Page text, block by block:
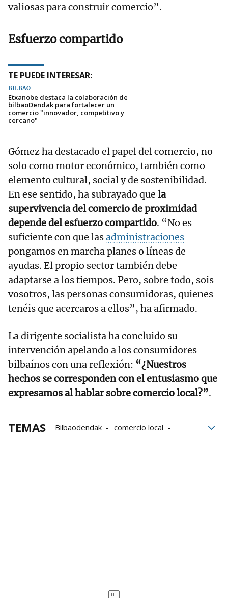
valiosas para construir comercio”.
Esfuerzo compartido
TE PUEDE INTERESAR:
BILBAO
Etxanobe destaca la colaboración de
bilbaoDendak para fortalecer un
comercio "innovador, competitivo y
cercano"
Gómez ha destacado el papel del comercio, no
solo como motor económico, también como
elemento cultural, social y de sostenibilidad.
En ese sentido, ha subrayado que la
supervivencia del comercio de proximidad
depende del esfuerzo compartido. “No es
suficiente con que lasadministraciones
pongamos en marcha planes o líneas de
ayudas. El propio sector también debe
adaptarse a los tiempos. Pero, sobre todo, sois
vosotros, las personas consumidoras, quienes
tenéis que acercaros a ellos”, ha afirmado.
La dirigente socialista ha concluido su
intervención apelando a los consumidores
bilbaínos con una reflexión: “¿Nuestros
hechos se corresponden con el entusiasmo que
expresamos al hablar sobre comercio local?”.
TEMAS Bilbaodendak
comercio local